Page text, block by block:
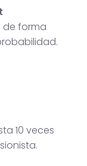
de forma
10 veces